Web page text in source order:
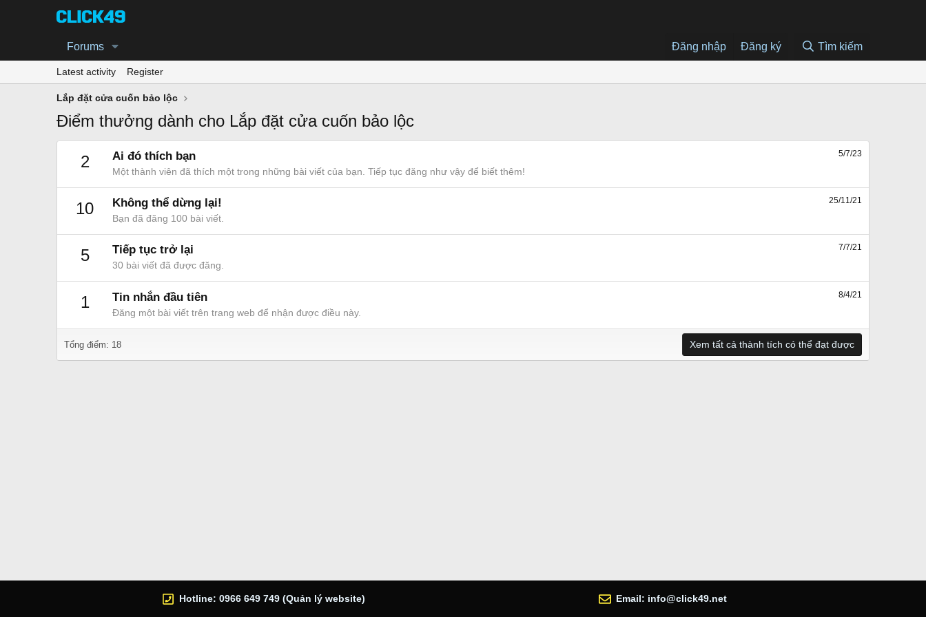
Forums Đăng nhập Đăng ký Tìm kiếm
Latest activity Register
Lắp đặt cửa cuốn bảo lộc
Điểm thưởng dành cho Lắp đặt cửa cuốn bảo lộc
2 5/7/23
Ai đó thích bạn
Một thành viên đã thích một trong những bài viết của bạn. Tiếp tục đăng như vậy để biết thêm!
10 25/11/21
Không thể dừng lại!
Bạn đã đăng 100 bài viết.
5 7/7/21
Tiếp tục trở lại
30 bài viết đã được đăng.
1 8/4/21
Tin nhắn đầu tiên
Đăng một bài viết trên trang web để nhận được điều này.
Tổng điểm: 18 Xem tất cả thành tích có thể đạt được
Hotline: 0966 649 749 (Quản lý website) Email: info@click49.net